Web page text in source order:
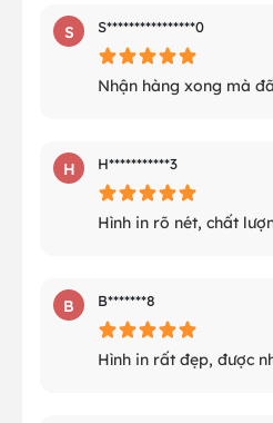
S S****************0
Nhận hàng xong mà
H H***********3
Hình in rõ nét, chất
B B*******8
Hình in rất đẹp, được